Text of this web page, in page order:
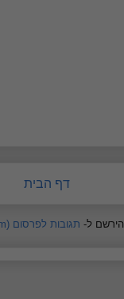
דף הבית
הירשם ל- תגובות לפרסום (Atom)